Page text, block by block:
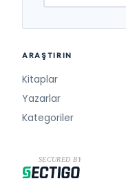
ARAŞTIRIN
Kitaplar
Yazarlar
Kategoriler